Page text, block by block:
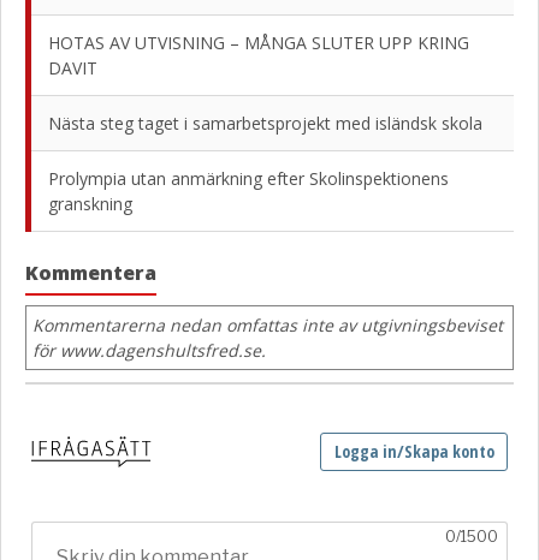
HOTAS AV UTVISNING – MÅNGA SLUTER UPP KRING
DAVIT
Nästa steg taget i samarbetsprojekt med isländsk skola
Prolympia utan anmärkning efter Skolinspektionens
granskning
Kommentera
Kommentarerna nedan omfattas inte av utgivningsbeviset
för www.dagenshultsfred.se.